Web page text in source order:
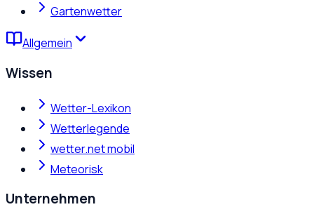
Gartenwetter
Allgemein
Wissen
Wetter-Lexikon
Wetterlegende
wetter.net mobil
Meteorisk
Unternehmen